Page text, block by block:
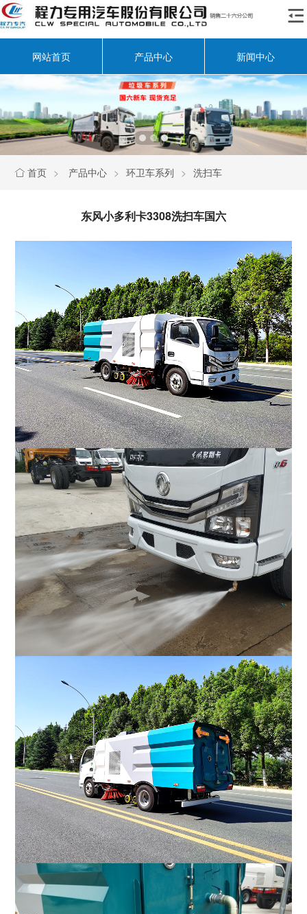

网站首页 产品中心 新闻中心
 首页 > 产品中心 > 环卫车系列 > 洗扫车
东风小多利卡3308洗扫车国六